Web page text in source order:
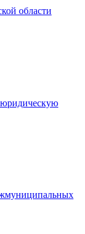
области
юридическую